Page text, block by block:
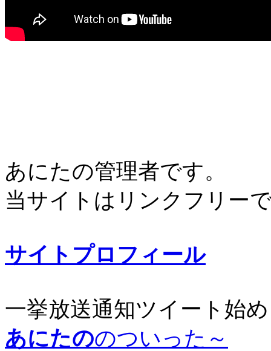
あにたの管理者です。
当サイトはリンクフリー
サイトプロフィール
一挙放送通知ツイート始
あにたののついった～